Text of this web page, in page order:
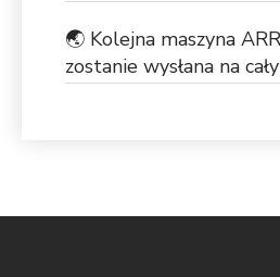
🌏 Kolejna maszyna
zostanie wysłana na